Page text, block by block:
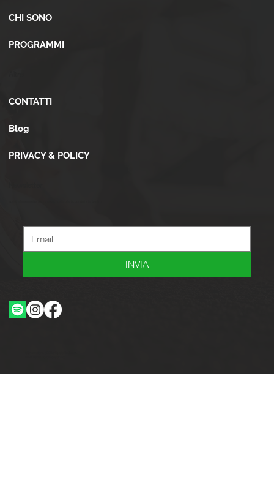
CHI SONO
PROGRAMMI
CONTATTI
Blog
PRIVACY & POLICY
INVIA